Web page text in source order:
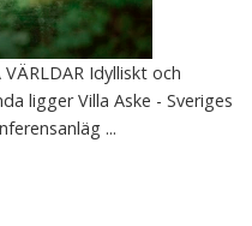
VÄRLDAR Idylliskt och
ligger Villa Aske - Sveriges
...